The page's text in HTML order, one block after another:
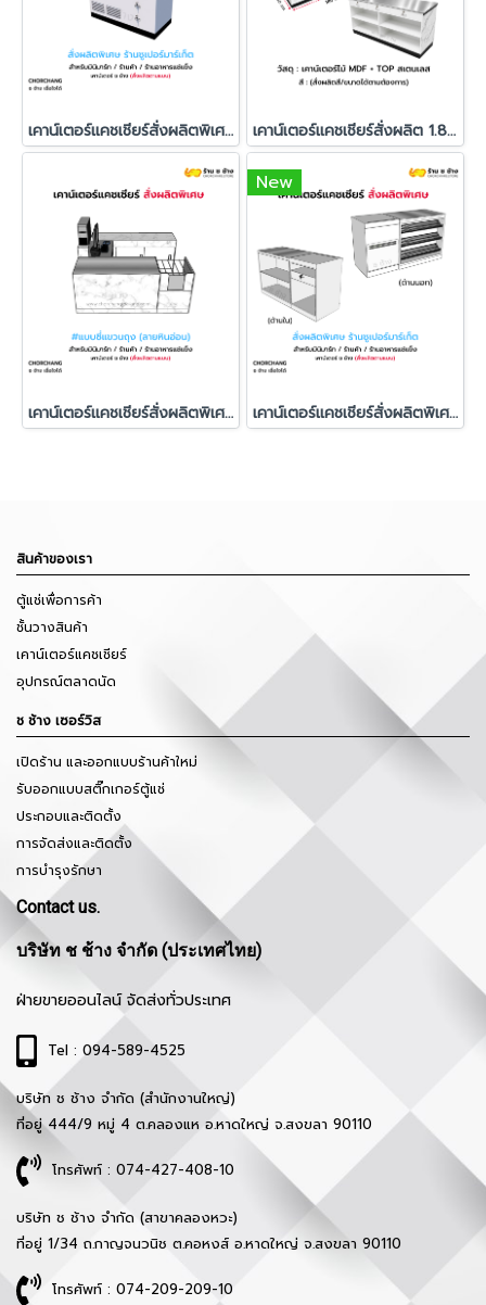
เคาน์เตอร์แคชเชียร์สั่งผลิตพิเศษ (สีขาว ขอบดำ) วางคอมฯ ด้านซ้าย เคาน์เตอร์แคชเชียร์สั่งผลิต 1.80 เมตร ลายหินอ่อน ท็อปสแตนเลส
เคาน์เตอร์แคชเชียร์สั่งผลิตพิเศษ Top Stainless (ลายหินอ่อน)
New
เคาน์เตอร์แคชเชียร์สั่งผลิตพิเศษ + โต๊ะวางเครื่องคิดเงิน ช ช้าง
สินค้าของเรา
ตู้แช่เพื่อการค้า
ชั้นวางสินค้า
เคาน์เตอร์แคชเชียร์
อุปกรณ์ตลาดนัด
ช ช้าง เซอร์วิส
เปิดร้าน และออกแบบร้านค้าใหม่
รับออกแบบสติ๊กเกอร์ตู้แช่
ประกอบและติดตั้ง
การจัดส่งและติดตั้ง
การบำรุงรักษา
Contact us.
บริษัท ช ช้าง จำกัด (ประเทศไทย)
ฝ่ายขายออนไลน์ จัดส่งทั่วประเทศ
Tel : 094-589-4525
บริษัท ช ช้าง จำกัด (สำนักงานใหญ่)
ที่อยู่ 444/9 หมู่ 4 ต.คลองแห อ.หาดใหญ่ จ.สงขลา 90110
โทรศัพท์ : 074-427-408-10
บริษัท ช ช้าง จำกัด (สาขาคลองหวะ)
ที่อยู่ 1/34 ถ.กาญจนวนิช ต.คอหงส์ อ.หาดใหญ่ จ.สงขลา 90110
โทรศัพท์ : 074-209-209-10